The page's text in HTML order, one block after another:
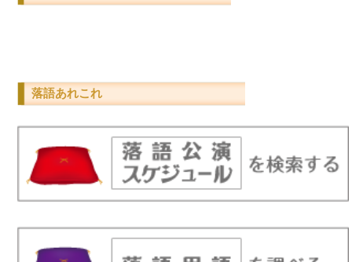
落語あれこれ